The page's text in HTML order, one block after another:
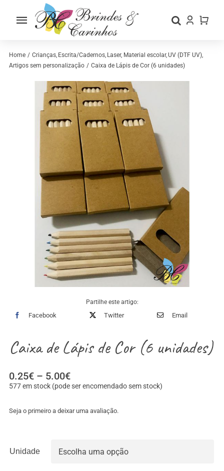
Toggle
Home
Home Crianças Escrita/Cadernos Laser Material escolar UV (DTF UV)
Artigos sem personalização
Caixa de Lápis de Cor (6 unidades)
Partilhe este artigo:
Facebook Twitter Email
Caixa de Lápis de Cor (6 unidades)
0.25€ – 5.00€Price
range:
through
577 em stock (pode ser encomendado sem stock)
Seja o primeiro a deixar uma avaliação.
Unidade